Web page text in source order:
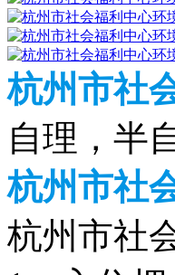
杭州市社
自理，半
杭州市社
杭州市社